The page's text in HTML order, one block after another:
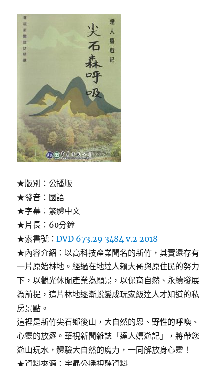
發
現
侯
硐
貓
村
文
化〉
★版別：公播版
★發音：國語
★字幕：繁體中文
★片長：60分鐘
★索書號：DVD 673.29 3484 v.2 2018
★內容介紹：以高科技產業聞名的新竹，其實還存有
一片原始林地。經過在地達人賴大哥與原住民的努力
下，以觀光休閒產業為願景，以保育自然、永續發展
為前提，這片林地逐漸蛻變成玩家級達人才知道的私
房景點。
這裡是新竹尖石鄉後山，大自然的恩、野性的呼喚、
心靈的放逐。華視新聞雜誌「達人嬉遊記」，將帶您
遊山玩水，體驗大自然的魔力，一同解放身心靈！
★資料來源：宇勗公播視聽資料